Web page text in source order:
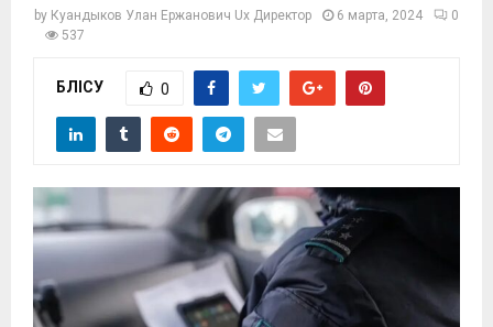
by Куандыков Улан Ержанович Ux Директор 6 марта, 2024
0
537
БӨЛІСУ 0